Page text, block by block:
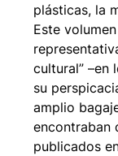
plásticas, la
Este
cultural” –en
su
amplio
encontraban
publicados